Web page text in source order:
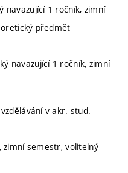
navazující 1 ročník, zimní
předmět
navazující 1 ročník, zimní
v akr. stud.
zimní semestr, volitelný